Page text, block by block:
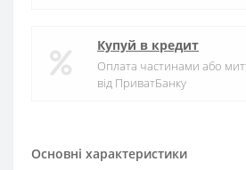
Основні характеристики
Купуй в кредит
Оплата частинами або
від ПриватБанку